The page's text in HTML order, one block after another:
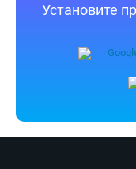
Установите